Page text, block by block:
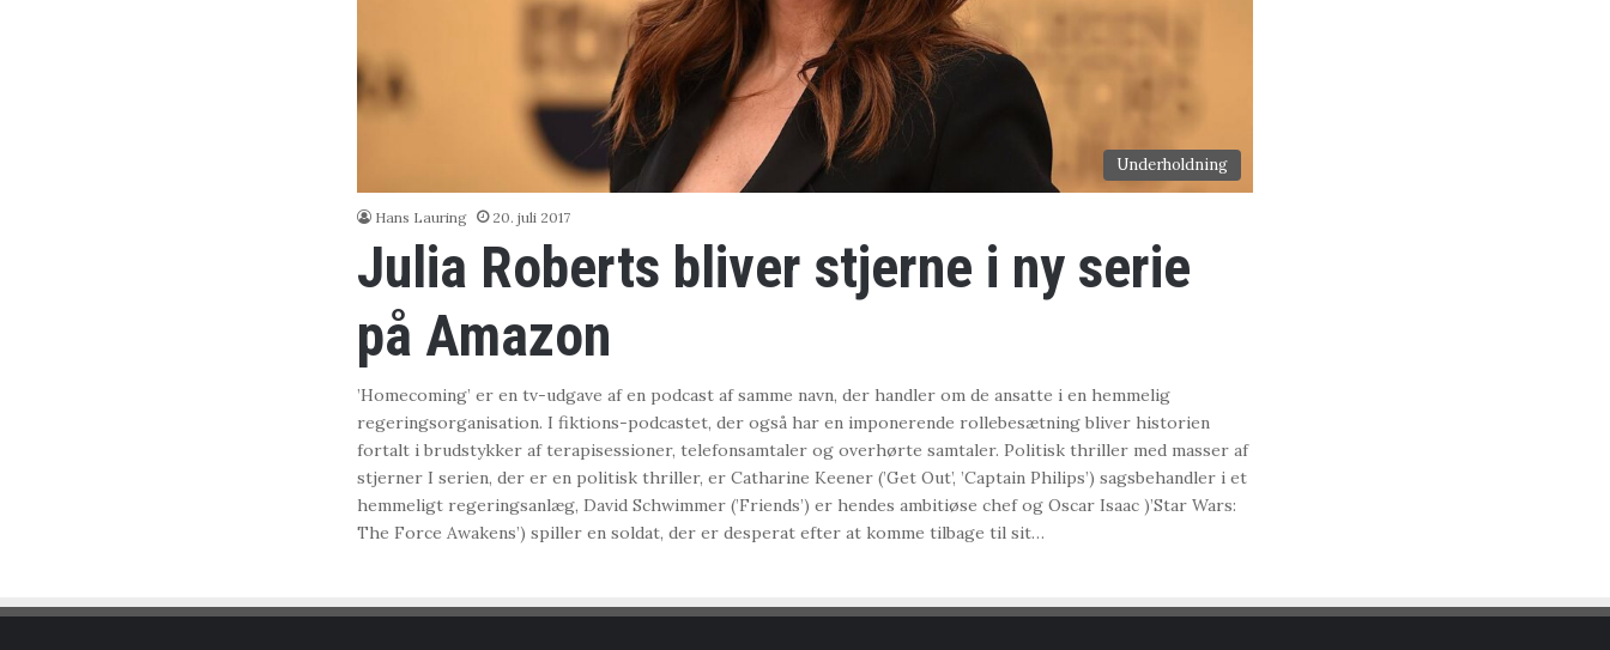
Underholdning
Hans Lauring 20. juli 2017
Julia Roberts bliver stjerne i ny serie
på Amazon
’Homecoming’ er en tv-udgave af en podcast af samme navn, der handler om de ansatte i en hemmelig
regeringsorganisation. I fiktions-podcastet, der også har en imponerende rollebesætning bliver historien
fortalt i brudstykker af terapisessioner, telefonsamtaler og overhørte samtaler. Politisk thriller med masser af
stjerner I serien, der er en politisk thriller, er Catharine Keener (’Get Out’, ’Captain Philips’) sagsbehandler i et
hemmeligt regeringsanlæg, David Schwimmer (’Friends’) er hendes ambitiøse chef og Oscar Isaac )’Star Wars:
The Force Awakens’) spiller en soldat, der er desperat efter at komme tilbage til sit…